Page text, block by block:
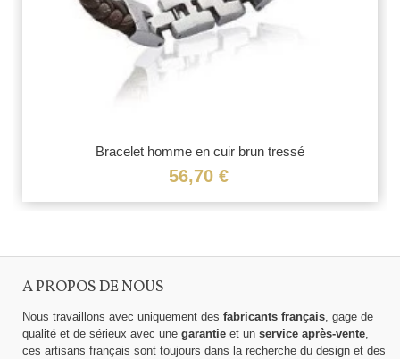
Bracelet homme en cuir brun tressé
56,70 €
A PROPOS DE NOUS
Nous travaillons avec uniquement des fabricants français , gage de
qualité et de sérieux avec une garantie et un service après-vente
ces artisans français sont toujours dans la recherche du design et des